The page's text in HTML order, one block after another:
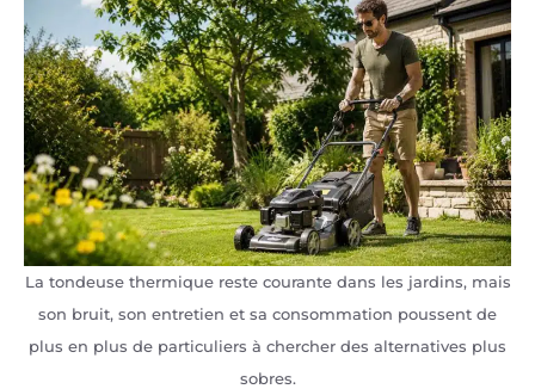
La tondeuse thermique reste courante dans les jardins, mais
son bruit, son entretien et sa consommation poussent de
plus en plus de particuliers à chercher des alternatives plus
sobres.